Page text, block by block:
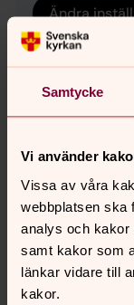
Samtycke
Vi använder
Vissa av våra
webbplatsen ska
analys och kakor
samt kakor som
länkar vidare till
kakor.
Ändra
från det
Hur kan vi som
förståelse och
religionsgränser
I samtalet deltar
ochTomas